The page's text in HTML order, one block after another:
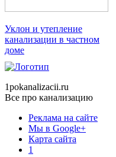
Уклон и утепление
канализации в частном
доме
1pokanalizacii.ru
Все про канализацию
Реклама на сайте
Мы в Google+
Карта сайта
1